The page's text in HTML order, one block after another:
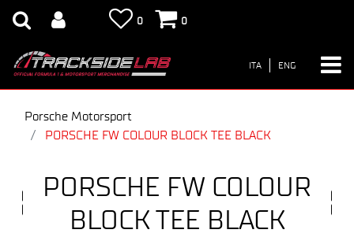
0 0
ITA ENG
Porsche Motorsport
PORSCHE FW COLOUR BLOCK TEE BLACK
PORSCHE FW COLOUR
BLOCK TEE BLACK